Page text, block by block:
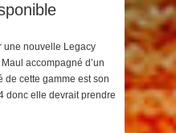
une nouvelle Legacy
accompagné d’un
de cette gamme est son
donc elle devrait prendre